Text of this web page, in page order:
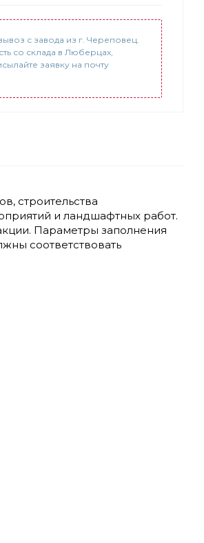
с завода из г. Череповец.
со склада в Люберцах,
заявку на почту
строительства
и ландшафтных работ.
Параметры заполнения
соответствовать